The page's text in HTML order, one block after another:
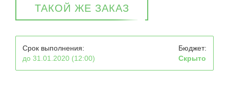
ТАКОЙ ЖЕ ЗАКАЗ
Срок выполнения:
до 31.01.2020 (12:00)
Бюджет:
Скрыто